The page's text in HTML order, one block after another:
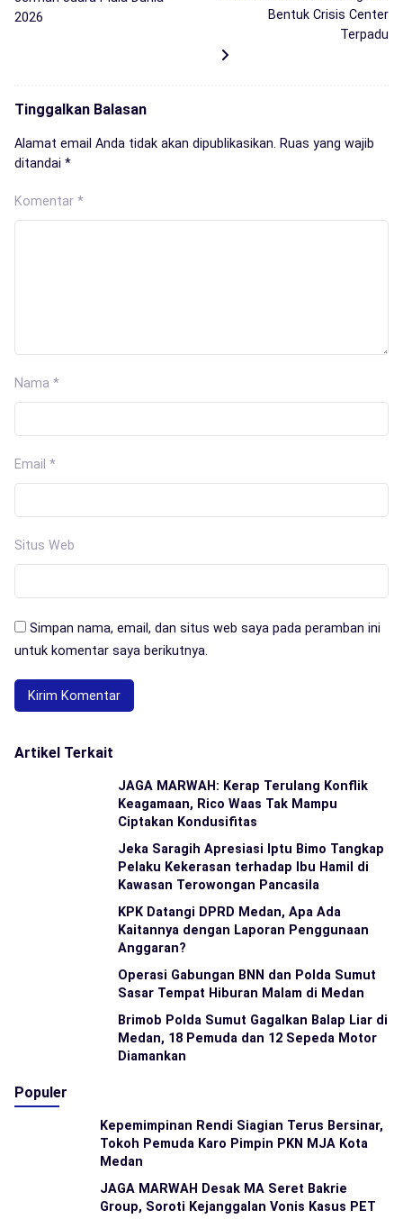
2026
Bentuk Crisis Center
Terpadu
Tinggalkan Balasan
Alamat email Anda tidak akan dipublikasikan. Ruas yang wajib
ditandai *
Komentar *
Nama *
Email *
Situs Web
Simpan nama, email, dan situs web saya pada peramban ini
untuk komentar saya berikutnya.
Artikel Terkait
JAGA MARWAH: Kerap Terulang Konflik
Keagamaan, Rico Waas Tak Mampu
Ciptakan Kondusifitas
Jeka Saragih Apresiasi Iptu Bimo Tangkap
Pelaku Kekerasan terhadap Ibu Hamil di
Kawasan Terowongan Pancasila
KPK Datangi DPRD Medan, Apa Ada
Kaitannya dengan Laporan Penggunaan
Anggaran?
Operasi Gabungan BNN dan Polda Sumut
Sasar Tempat Hiburan Malam di Medan
Brimob Polda Sumut Gagalkan Balap Liar di
Medan, 18 Pemuda dan 12 Sepeda Motor
Diamankan
Populer
Kepemimpinan Rendi Siagian Terus Bersinar,
Tokoh Pemuda Karo Pimpin PKN MJA Kota
Medan
JAGA MARWAH Desak MA Seret Bakrie
Group, Soroti Kejanggalan Vonis Kasus PET